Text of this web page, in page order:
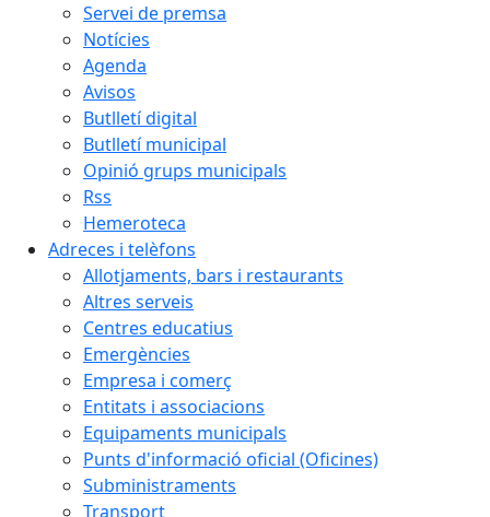
Servei de premsa
Notícies
Agenda
Avisos
Butlletí digital
Butlletí municipal
Opinió grups municipals
Rss
Hemeroteca
Adreces i telèfons
Allotjaments, bars i restaurants
Altres serveis
Centres educatius
Emergències
Empresa i comerç
Entitats i associacions
Equipaments municipals
Punts d'informació oficial (Oficines)
Subministraments
Transport